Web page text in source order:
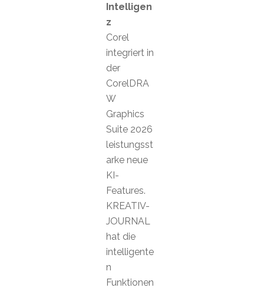
Intelligen
z
Corel
integriert in
der
CorelDRA
W
Graphics
Suite 2026
leistungsst
arke neue
KI-
Features.
KREATIV-
JOURNAL
hat die
intelligente
n
Funktionen